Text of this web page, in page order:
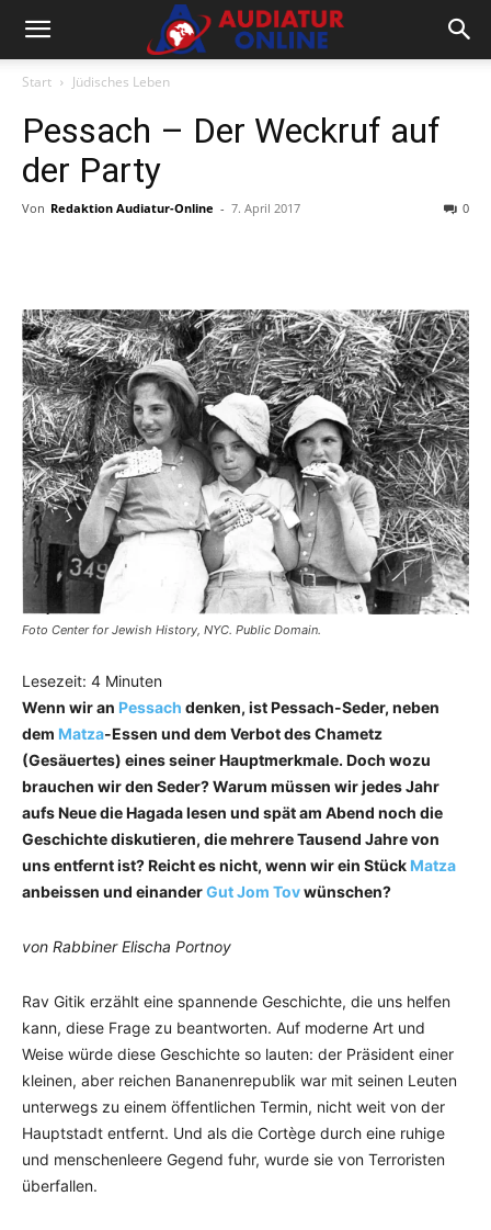
Start Jüdisches Leben
Pessach – Der Weckruf auf
der Party
Von Redaktion Audiatur-Online - 7. April 2017 0
Foto Center for Jewish History, NYC. Public Domain.
Lesezeit: 4 Minuten
Wenn wir an Pessach denken, ist Pessach-Seder, neben
dem Matza-Essen und dem Verbot des Chametz
(Gesäuertes) eines seiner Hauptmerkmale. Doch wozu
brauchen wir den Seder? Warum müssen wir jedes Jahr
aufs Neue die Hagada lesen und spät am Abend noch die
Geschichte diskutieren, die mehrere Tausend Jahre von
uns entfernt ist? Reicht es nicht, wenn wir ein Stück Matza
anbeissen und einanderGut Jom Tovwünschen?
von Rabbiner Elischa Portnoy
Rav Gitik erzählt eine spannende Geschichte, die uns helfen
kann, diese Frage zu beantworten. Auf moderne Art und
Weise würde diese Geschichte so lauten: der Präsident einer
kleinen, aber reichen Bananenrepublik war mit seinen Leuten
unterwegs zu einem öffentlichen Termin, nicht weit von der
Hauptstadt entfernt. Und als die Cortège durch eine ruhige
und menschenleere Gegend fuhr, wurde sie von Terroristen
überfallen.